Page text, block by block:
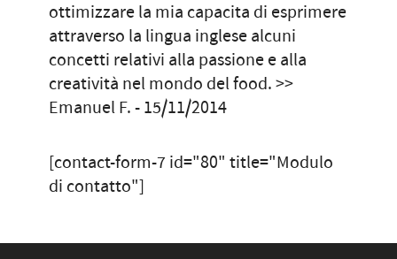
ottimizzare la mia capacita di esprimere
attraverso la lingua inglese alcuni
concetti relativi alla passione e alla
creatività nel mondo del food. >>
Emanuel F. - 15/11/2014
[contact-form-7 id="80" title="Modulo
di contatto"]